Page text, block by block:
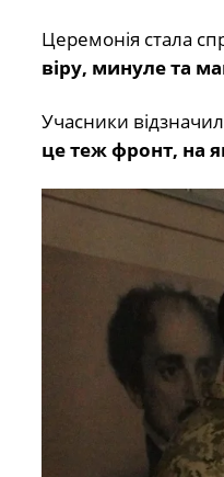
Церемонія стала
віру, минуле та
Учасники
це теж фронт, на